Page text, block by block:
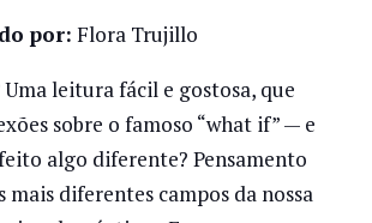
por: Flora Trujillo
Uma leitura fácil e gostosa, que
sobre o famoso “what if” — e
algo diferente? Pensamento
mais diferentes campos da nossa